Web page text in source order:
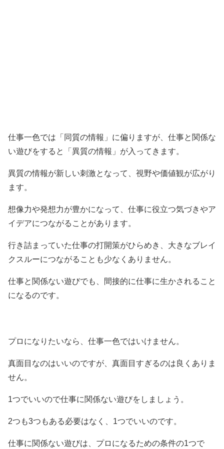
仕事一色では「同質の情報」に偏りますが、仕事と関係な
い遊びをすると「異質の情報」が入ってきます。
異質の情報が新しい刺激となって、視野や価値観が広がり
ます。
想像力や発想力が豊かになって、仕事に役立つ気づきやア
イデアにつながることがあります。
行き詰まっていた仕事の打開策がひらめき、大きなブレイ
クスルーにつながることも少なくありません。
仕事と関係ない遊びでも、間接的に仕事に生かされること
になるのです。
プロになりたいなら、仕事一色ではいけません。
真面目なのはいいのですが、真面目すぎるのは良くありま
せん。
1つでいいので仕事に関係ない遊びをしましょう。
2つも3つもある必要はなく、1つでいいのです。
仕事に関係ない遊びは、プロになるための条件の1つで